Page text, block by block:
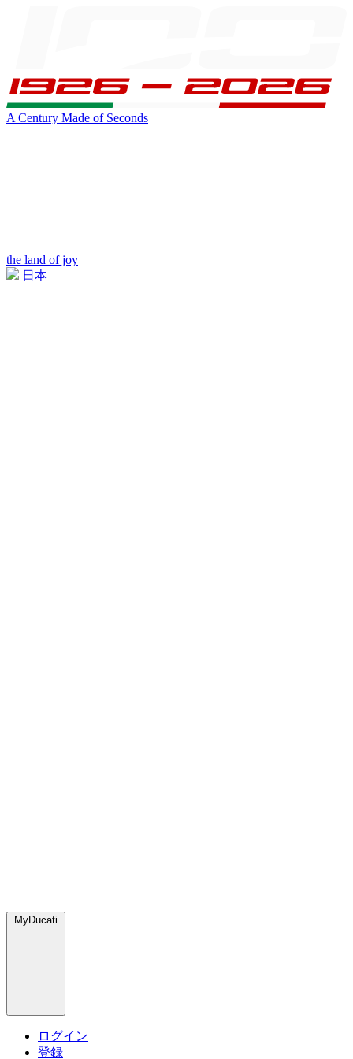
A Century Made of Seconds
the land of joy
日本
MyDucati
ログイン
登録